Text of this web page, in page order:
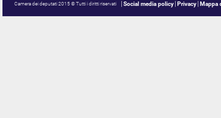
Camera dei deputati 2015 © Tutti i diritti riservati Social media policy Privacy Mappa